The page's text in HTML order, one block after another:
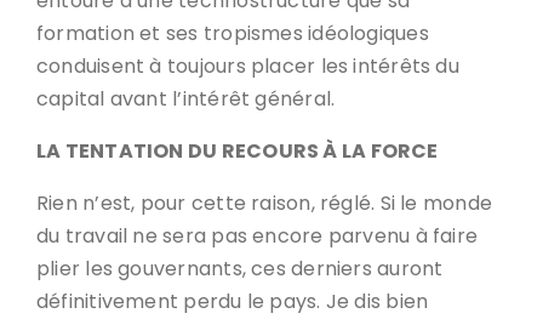
formation et ses tropismes idéologiques
conduisent à toujours placer les intérêts du
capital avant l’intérêt général.
LA TENTATION DU RECOURS À LA FORCE
Rien n’est, pour cette raison, réglé. Si le monde
du travail ne sera pas encore parvenu à faire
plier les gouvernants, ces derniers auront
définitivement perdu le pays. Je dis bien